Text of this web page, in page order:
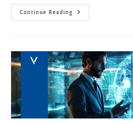
Continue Reading Как
Домицилирование
Венесуэле?